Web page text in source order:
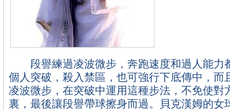
段譽練過凌波微步，奔跑速度和過人能力
個人突破，殺入禁區，也可強行下底傳中，而
凌波微步，在突破中運用這種步法，不免使對
裏，最後讓段譽帶球擦身而過。貝克漢姆的女